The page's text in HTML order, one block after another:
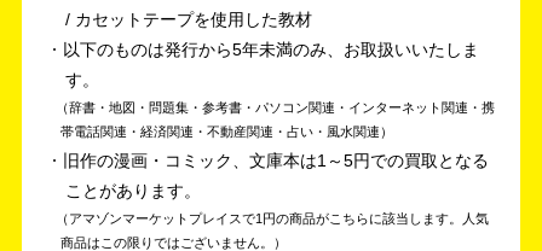
/ カセットテープを使用した教材
以下のものは発行から5年未満のみ、お取扱いいたしま
す。
辞書・地図・問題集・参考書・パソコン関連・インターネット関連・携
帯電話関連・経済関連・不動産関連・占い・風水関連
旧作の漫画・コミック、文庫本は1～5円での買取となる
ことがあります。
アマゾンマーケットプレイスで1円の商品がこちらに該当します。人気
商品はこの限りではございません。